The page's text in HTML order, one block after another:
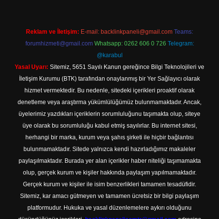
Reklam ve İletişim: E-mail: backlinkpaneli@gmail.com Teams:
forumhizmeti@gmail.com Whatsapp: 0262 606 0 726 Telegram:
@karabul
Yasal Uyarı: Sitemiz, 5651 Sayılı Kanun gereğince Bilgi Teknolojileri ve
İletişim Kurumu (BTK) tarafından onaylanmış bir Yer Sağlayıcı olarak
hizmet vermektedir. Bu nedenle, sitedeki içerikleri proaktif olarak
denetleme veya araştırma yükümlülüğümüz bulunmamaktadır. Ancak,
üyelerimiz yazdıkları içeriklerin sorumluluğunu taşımakta olup, siteye
üye olarak bu sorumluluğu kabul etmiş sayılırlar. Bu internet sitesi,
herhangi bir marka, kurum veya şahıs şirketi ile hiçbir bağlantısı
bulunmamaktadır. Sitede yalnızca kendi hazırladığımız makaleler
paylaşılmaktadır. Burada yer alan içerikler haber niteliği taşımamakta
olup, gerçek kurum ve kişiler hakkında paylaşım yapılmamaktadır.
Gerçek kurum ve kişiler ile isim benzerlikleri tamamen tesadüfidir.
Sitemiz, kar amacı gütmeyen ve tamamen ücretsiz bir bilgi paylaşım
platformudur. Hukuka ve yasal düzenlemelere aykırı olduğunu